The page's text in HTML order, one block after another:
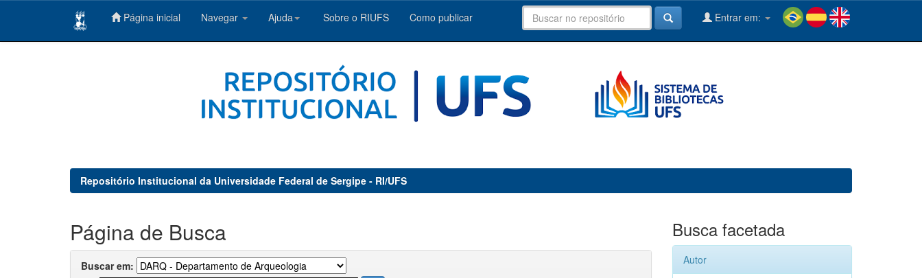
Página inicial Navegar Ajuda Sobre o RIUFS Como publicar Entrar em:
Repositório Institucional da Universidade Federal de Sergipe - RI/UFS
Página de Busca
Buscar em:
Busca facetada
Autor